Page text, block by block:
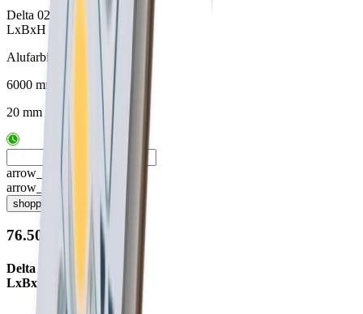
Delta 02 Aufbauprofil
LxBxH 6000x20x10mm
Alufarbig
6000 mm
20 mm
arrow_drop_up
arrow_drop_down
shopping_cart
76.50056.50
Delta 02 Aufbauprofil
LxBxH 6000x20x10mm